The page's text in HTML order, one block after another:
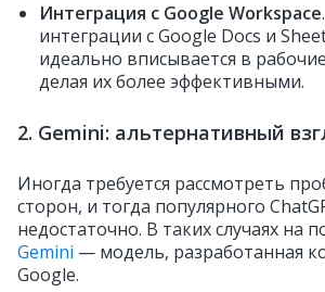
Интеграция с Google Workspace
интеграции с Google Docs и
идеально вписывается в
делая их более эффективными.
2. Gemini: альтернативный
Иногда требуется рассмотреть
сторон, и тогда популярного
недостаточно. В таких случаях на
Gemini — модель, разработанная
Google.